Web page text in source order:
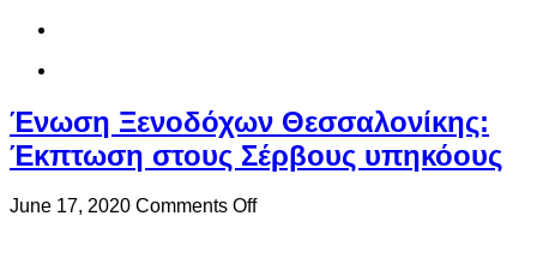
Ένωση Ξενοδόχων Θεσσαλονίκης:
Έκπτωση στους Σέρβους υπηκόους
June 17, 2020 Comments Offon